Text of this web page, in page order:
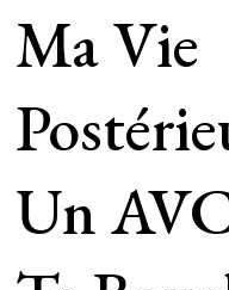
Ma Vie
Un